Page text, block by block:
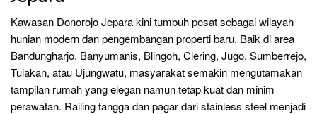
Kawasan Donorojo Jepara kini tumbuh pesat sebagai wilayah
hunian modern dan pengembangan properti baru. Baik di area
Bandungharjo, Banyumanis, Blingoh, Clering, Jugo, Sumberrejo,
Tulakan, atau Ujungwatu, masyarakat semakin mengutamakan
tampilan rumah yang elegan namun tetap kuat dan minim
perawatan. Railing tangga dan pagar dari stainless steel menjadi